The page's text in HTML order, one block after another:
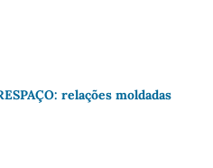
relações moldadas